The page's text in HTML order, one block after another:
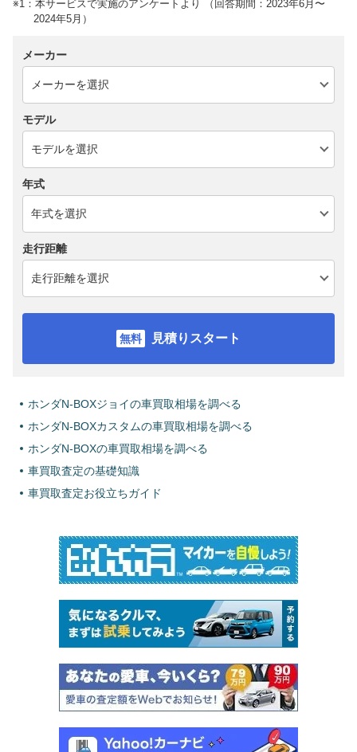
※1：本サービスで実施のアンケートより （回答期間：2023年6月〜
2024年5月）
メーカー
モデル
年式
走行距離
見積りスタート
ホンダN-BOXジョイの車買取相場を調べる
ホンダN-BOXカスタムの車買取相場を調べる
ホンダN-BOXの車買取相場を調べる
車買取査定の基礎知識
車買取査定お役立ちガイド